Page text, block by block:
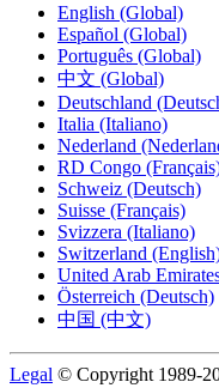
English (Global)
Español (Global)
Português (Global)
中文 (Global)
Deutschland
Italia (Italiano)
Nederland
RD Congo
Schweiz (Deutsch)
Suisse (Français)
Svizzera (Italiano)
Switzerland
United Arab
Österreich (Deutsch)
中国 (中文)
Legal © Copyright 1989-